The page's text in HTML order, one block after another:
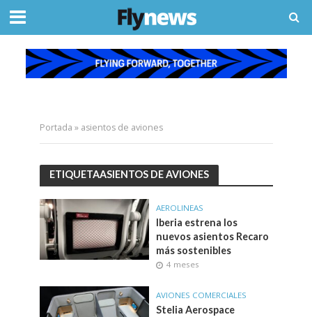
Portada » asientos de aviones
ETIQUETAASIENTOS DE AVIONES
AEROLINEAS
Iberia estrena los
nuevos asientos Recaro
más sostenibles
4 meses
AVIONES COMERCIALES
Stelia Aerospace